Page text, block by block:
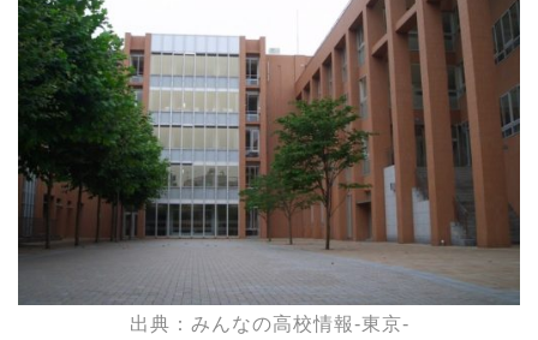
出典：みんなの高校情報-東京-